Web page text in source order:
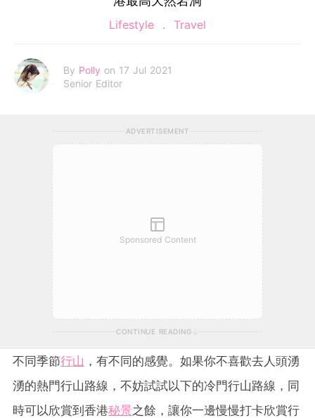
Lifestyle Travel
By Polly on 17 Jul 2021
Senior Editor
ADVERTISEMENT
Sponsored Content
CONTINUE READING
不同季節行山 ，有不同的感覺。如果你不喜歡去人頭湧
湧的熱門行山路線，不妨試試以下的冷門行山路線，同
時可以欣賞到香港秘景之餘，讓你一邊慢慢打卡欣賞行